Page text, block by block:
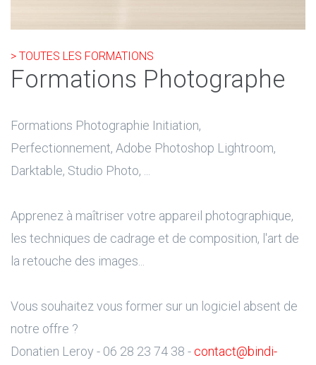
> TOUTES LES FORMATIONS
Formations Photographe
Formations Photographie Initiation,
Perfectionnement, Adobe Photoshop Lightroom,
Darktable, Studio Photo, ...
Apprenez à maîtriser votre appareil photographique,
les techniques de cadrage et de composition, l'art de
la retouche des images...
Vous souhaitez vous former sur un logiciel absent de
notre offre ?
Donatien Leroy - 06 28 23 74 38 - contact@bindi-